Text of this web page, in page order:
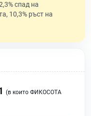
спад на
10,3% ръст на
(в които ФИКОСОТА